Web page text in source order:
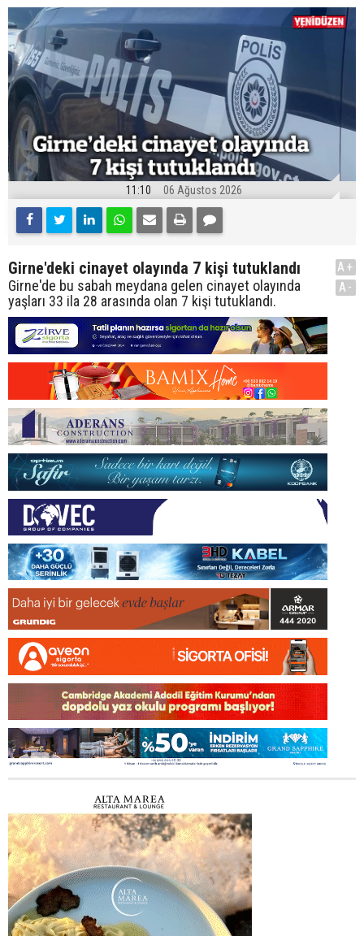
11:10 06 Ağustos 2026
Girne'deki cinayet olayında 7 kişi tutuklandı
Girne'de bu sabah meydana gelen cinayet olayında
yaşları 33 ila 28 arasında olan 7 kişi tutuklandı.
A+
A-